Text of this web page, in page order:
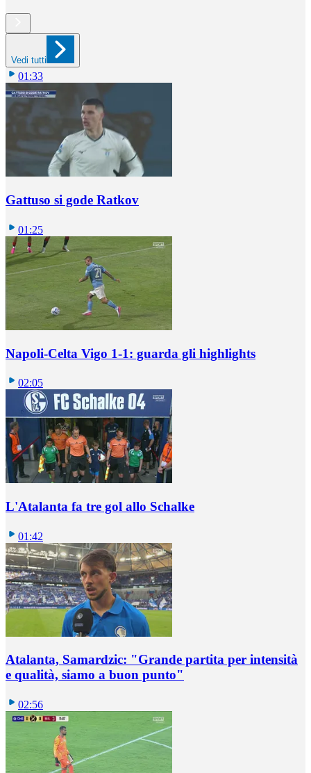
Vedi tutti
01:33
Gattuso si gode Ratkov
01:25
Napoli-Celta Vigo 1-1: guarda gli highlights
02:05
L'Atalanta fa tre gol allo Schalke
01:42
Atalanta, Samardzic: "Grande partita per intensità
e qualità, siamo a buon punto"
02:56